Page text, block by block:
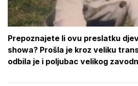
Prepoznajete li ovu preslatku
showa? Prošla je kroz veliku
odbila je i poljubac velikog